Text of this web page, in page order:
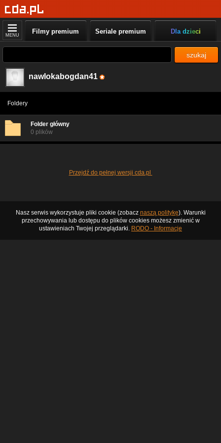
MENU Filmy premium Seriale premium Dla dzieci
szukaj
nawlokabogdan41
Foldery
Folder główny
0 plików
Przejdź do pełnej wersji cda.pl
Nasz serwis wykorzystuje pliki cookie (zobacz naszą politykę). Warunki
przechowywania lub dostępu do plików cookies możesz zmienić w
ustawieniach Twojej przeglądarki. RODO - Informacje